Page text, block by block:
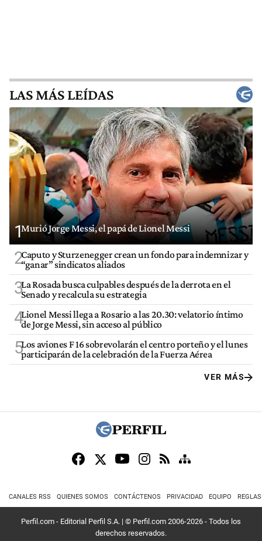
LAS MÁS LEÍDAS
1Murió Jorge Messi, el papá de Lionel Messi
2Caputo y Sturzenegger crean un fondo para indemnizar y
“ganar” sindicatos aliados
3La Rosada busca culpables después de la derrota en el
Senado y recalcula su estrategia
4Lionel Messi llega a Rosario a las 20.30: velatorio íntimo
de Jorge Messi, sin acceso al público
5Los aviones F 16 sobrevolarán el centro porteño y el lunes
participarán de la celebración de la Fuerza Aérea
VER MÁS
CANALES RSS QUIENES SOMOS CONTÁCTENOS PRIVACIDAD EQUIPO
Perfil.com - Editorial Perfil S.A. | © Perfil.com 2006-2026 - Todos los
derechos reservados.